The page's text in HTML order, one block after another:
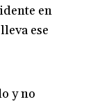
en
ese
y no